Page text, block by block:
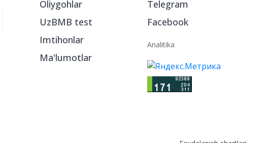
Oliygohlar
UzBMB test
Imtihonlar
Ma'lumotlar
Telegram
Facebook
Analitika